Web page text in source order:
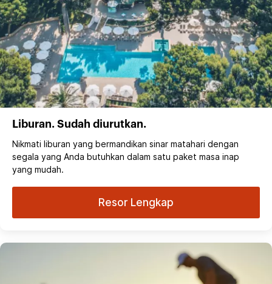
Liburan. Sudah diurutkan.
Nikmati liburan yang bermandikan sinar matahari dengan
segala yang Anda butuhkan dalam satu paket masa inap
yang mudah.
Resor Lengkap